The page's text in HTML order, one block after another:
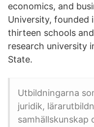
economics, and
University, founded
thirteen schools
research university
State.
Utbildningarna
juridik,
samhällskunskap